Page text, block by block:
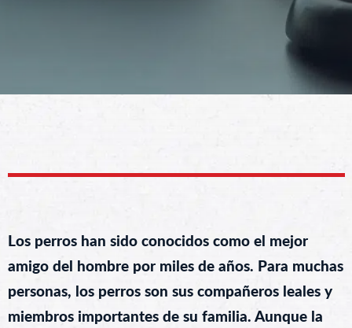
Los perros han sido conocidos como el mejor
amigo del hombre por miles de años. Para muchas
personas, los perros son sus compañeros leales y
miembros importantes de su familia. Aunque la